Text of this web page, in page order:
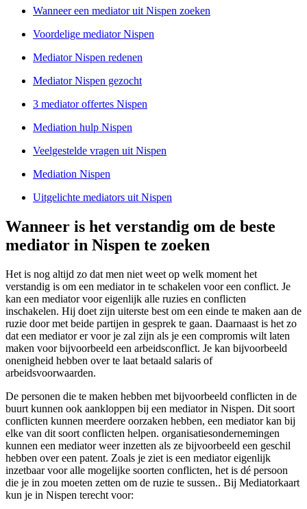
Wanneer een mediator uit Nispen zoeken
Voordelige mediator Nispen
Mediator Nispen redenen
Mediator Nispen gezocht
3 mediator offertes Nispen
Mediation hulp Nispen
Veelgestelde vragen uit Nispen
Mediation Nispen
Uitgelichte mediators uit Nispen
Wanneer is het verstandig om de beste
mediator in Nispen te zoeken
Het is nog altijd zo dat men niet weet op welk moment het
verstandig is om een mediator in te schakelen voor een conflict. Je
kan een mediator voor eigenlijk alle ruzies en conflicten
inschakelen. Hij doet zijn uiterste best om een einde te maken aan de
ruzie door met beide partijen in gesprek te gaan. Daarnaast is het zo
dat een mediator er voor je zal zijn als je een compromis wilt laten
maken voor bijvoorbeeld een arbeidsconflict. Je kan bijvoorbeeld
onenigheid hebben over te laat betaald salaris of
arbeidsvoorwaarden.
De personen die te maken hebben met bijvoorbeeld conflicten in de
buurt kunnen ook aankloppen bij een mediator in Nispen. Dit soort
conflicten kunnen meerdere oorzaken hebben, een mediator kan bij
elke van dit soort conflicten helpen. organisatiesondernemingen
kunnen een mediator weer inzetten als ze bijvoorbeeld een geschil
hebben over een patent. Zoals je ziet is een mediator eigenlijk
inzetbaar voor alle mogelijke soorten conflicten, het is dé persoon
die je in zou moeten zetten om de ruzie te sussen.. Bij Mediatorkaart
kun je in Nispen terecht voor: